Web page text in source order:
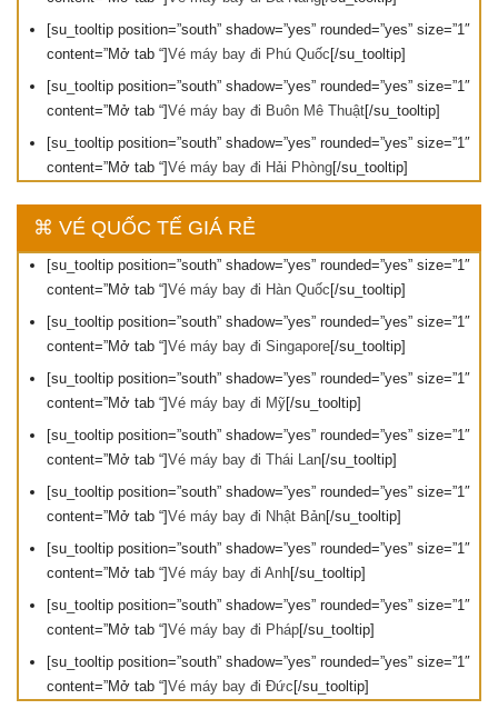
[su_tooltip position=”south” shadow=”yes” rounded=”yes” size=”1″
content=”Mở tab “]Vé máy bay đi Phú Quốc [/su_tooltip]
[su_tooltip position=”south” shadow=”yes” rounded=”yes” size=”1″
content=”Mở tab “]Vé máy bay đi Buôn Mê Thuật[/su_tooltip]
[su_tooltip position=”south” shadow=”yes” rounded=”yes” size=”1″
content=”Mở tab “]Vé máy bay đi Hải Phòng[/su_tooltip]
⌘ VÉ QUỐC TẾ GIÁ RẺ
[su_tooltip position=”south” shadow=”yes” rounded=”yes” size=”1″
content=”Mở tab “]Vé máy bay đi Hàn Quốc [/su_tooltip]
[su_tooltip position=”south” shadow=”yes” rounded=”yes” size=”1″
content=”Mở tab “]Vé máy bay đi Singapore[/su_tooltip]
[su_tooltip position=”south” shadow=”yes” rounded=”yes” size=”1″
content=”Mở tab “]Vé máy bay đi Mỹ[/su_tooltip]
[su_tooltip position=”south” shadow=”yes” rounded=”yes” size=”1″
content=”Mở tab “]Vé máy bay đi Thái Lan[/su_tooltip]
[su_tooltip position=”south” shadow=”yes” rounded=”yes” size=”1″
content=”Mở tab “]Vé máy bay đi Nhật Bản[/su_tooltip]
[su_tooltip position=”south” shadow=”yes” rounded=”yes” size=”1″
content=”Mở tab “]Vé máy bay đi Anh[/su_tooltip]
[su_tooltip position=”south” shadow=”yes” rounded=”yes” size=”1″
content=”Mở tab “]Vé máy bay đi Pháp[/su_tooltip]
[su_tooltip position=”south” shadow=”yes” rounded=”yes” size=”1″
content=”Mở tab “]Vé máy bay đi Đức [/su_tooltip]